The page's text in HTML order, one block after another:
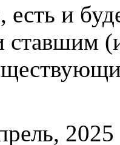
и
ставшим